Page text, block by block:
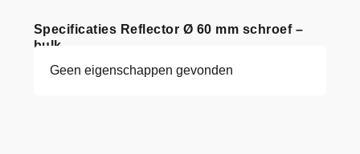
Specificaties Reflector Ø 60 mm schroef –
bulk
Geen eigenschappen gevonden